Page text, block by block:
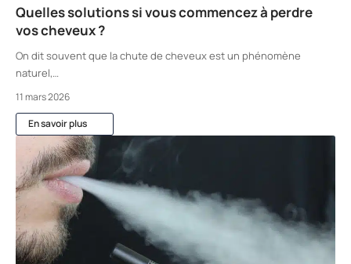
Quelles solutions si vous commencez à perdre
vos cheveux ?
On dit souvent que la chute de cheveux est un phénomène
naturel,…
11 mars 2026
En savoir plus